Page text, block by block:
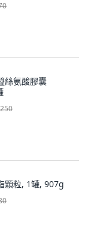
絲氨酸膠囊
顆粒, 1罐, 907g